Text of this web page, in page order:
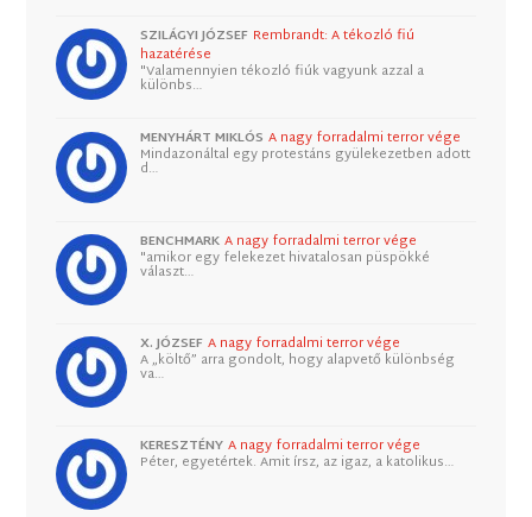
SZILÁGYI JÓZSEF Rembrandt: A tékozló fiú
hazatérése
"Valamennyien tékozló fiúk vagyunk azzal a
különbs…
MENYHÁRT MIKLÓS A nagy forradalmi terror vége
Mindazonáltal egy protestáns gyülekezetben adott
d…
BENCHMARK A nagy forradalmi terror vége
"amikor egy felekezet hivatalosan püspökké
választ…
X. JÓZSEF A nagy forradalmi terror vége
A „költő” arra gondolt, hogy alapvető különbség
va…
KERESZTÉNY A nagy forradalmi terror vége
Péter, egyetértek. Amit írsz, az igaz, a katolikus…